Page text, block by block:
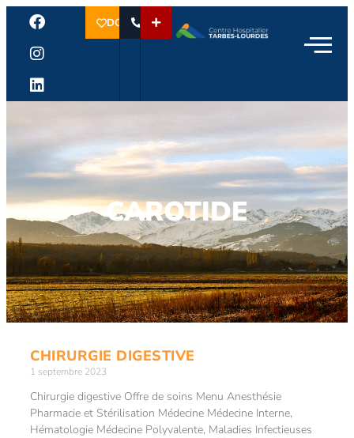
DON
CAROTIDE
CHIRURGIE DIGESTIVE
1 septembre 2023
Chirurgie digestive Offre de soins Menu Anesthésie
Pharmacie et Stérilisation Médecine Médecine Interne,
Hématologie Médecine Polyvalente, Maladies Infectieuses